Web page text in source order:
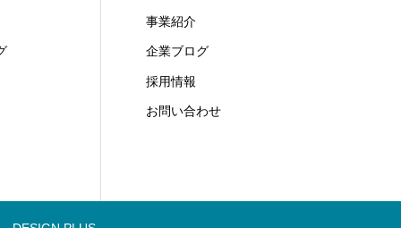
事業紹介
企業ブログ
採用情報
お問い合わせ